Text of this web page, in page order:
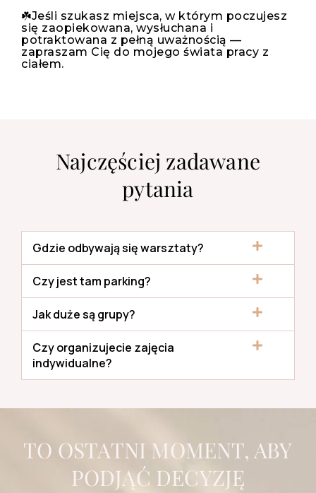
☘️Jeśli szukasz miejsca, w którym poczujesz
się zaopiekowana, wysłuchana i
potraktowana z pełną uważnością —
zapraszam Cię do mojego świata pracy z
ciałem.
Najczęściej zadawane
pytania
Gdzie odbywają się warsztaty?
Czy jest tam parking?
Jak duże są grupy?
Czy organizujecie zajęcia
indywidualne?
TO OSTATNI MOMENT, ABY
PODJĄĆ DECYZJĘ